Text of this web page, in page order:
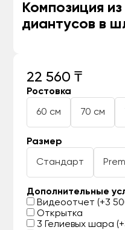
Композиция
диантусов в
22 560 ₸
Ростовка
60 см 70 см
Размер
Стандарт
Дополнительные
Видеоотчет (+3
Открытка
3 Гелиевых шара